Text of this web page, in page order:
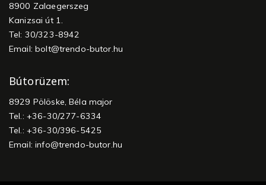
8900 Zalaegerszeg
Kanizsai út 1.
Tel: 30/323-8942
Email:bolt@trendo-butor.hu
Bútorüzem:
8929 Pölöske, Béla major
Tel.: +36-30/277-6334
Tel.: +36-30/396-5425
Email:info@trendo-butor.hu